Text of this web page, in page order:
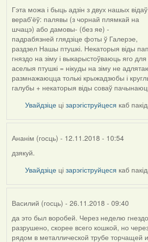
Гэта можа і быць адзін з двух нашых відаў
вераб'ёў: палявы (з чорнай плямкай на
шчацэ) або дамовы- (без яе) -
падрабязней глядзіце фоты ў Галерэе,
раздзел Нашы птушкі. Некаторыя віды
гняздо на зіму і выкарыстоўваюць яго
аселыя птушкі = нікуды на зіму не
размнажаюцца толькі крыжадзюбы і
галубы + некаторыя віды соваў
Увайдзіце цізарэгіструйцеся каб
Ананім (госць) - 12.11.2018 - 10:54
In
reply
by
дзякуй.
Увайдзіце цізарэгіструйцеся каб
Василий (госць) - 26.11.2018 - 09:40
да это был воробей. Через неделю
разрушено, скорее всего кошкой, но
рядом в металлической трубе